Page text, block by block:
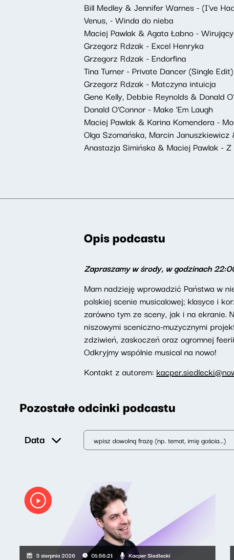
Bill Medley & Jennifer Warnes - (I've
Venus, - Winda do nieba
Maciej Pawlak & Agata Łabno -
Grzegorz Rdzak - Excel Henryka
Grzegorz Rdzak - Endorfina
Tina Turner - Private Dancer (Single Edit)
Grzegorz Rdzak - Matczyna intuicja
Gene Kelly, Debbie Reynolds & Donald
Donald O'Connor - Make 'Em Laugh
Maciej Pawlak & Karina Komendera -
Olga Szomańska, Marcin
Anastazja Simińska & Maciej Pawlak -
Opis podcastu
Zapraszamy w środy, w godzinach
Mam nadzieję wprowadzić Państwa w
polskiej scenie musicalowej; klasyce i
zarówno tym ze sceny, jak i na ekranie.
niszowymi sceniczno-muzycznymi
zdziwień, zaskoczeń oraz ogromnej
Odkryjmy wspólnie musical na nowo!
Kontakt z autorem:
Pozostałe odcinki podcastu
Data
5 sierpnia 2026 01:56:21 Kacper Siedlecki